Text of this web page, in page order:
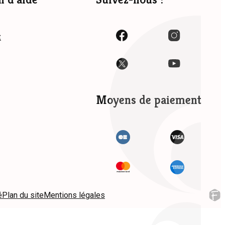
Moyens de paiement
Plan du siteMentions légales